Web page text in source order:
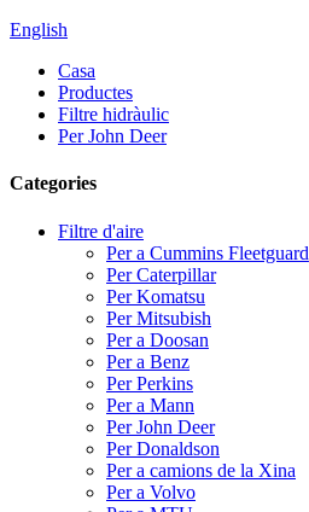
English
Casa
Productes
Filtre hidràulic
Per John Deer
Categories
Filtre d'aire
Per a Cummins Fleetguard
Per Caterpillar
Per Komatsu
Per Mitsubish
Per a Doosan
Per a Benz
Per Perkins
Per a Mann
Per John Deer
Per Donaldson
Per a camions de la Xina
Per a Volvo